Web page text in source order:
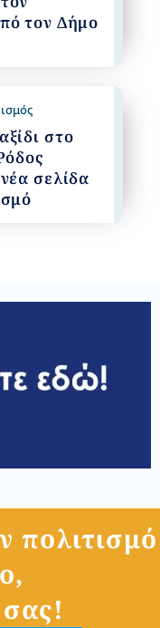
τον Δήμο
στο
σελίδα
πολιτισμό